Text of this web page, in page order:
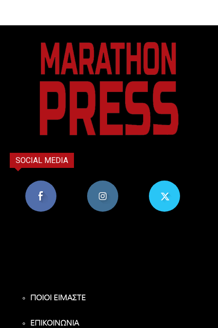
SOCIAL MEDIA
ΠΟΙΟΙ ΕΙΜΑΣΤΕ
ΕΠΙΚΟΙΝΩΝΙΑ